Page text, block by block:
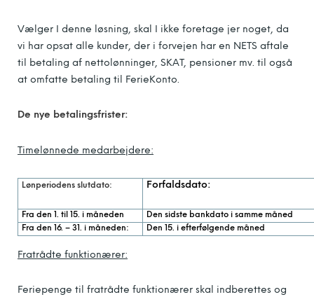
Vælger I denne løsning, skal I ikke foretage jer noget, da
vi har opsat alle kunder, der i forvejen har en NETS aftale
til betaling af nettolønninger, SKAT, pensioner mv. til også
at omfatte betaling til FerieKonto.
De nye betalingsfrister:
Timelønnede medarbejdere:
Lønperiodens slutdato: Forfaldsdato:
Fra den 1. til 15. i måneden
Den sidste bankdato i samme måned
Fra den 16. – 31. i måneden:
Den 15. i efterfølgende måned
Fratrådte funktionærer:
Feriepenge til fratrådte funktionærer skal indberettes og